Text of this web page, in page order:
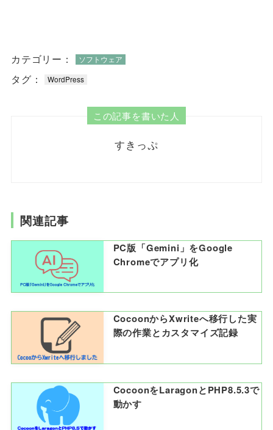
カテゴリー： ソフトウェア
タグ： WordPress
この記事を書いた人
すきっぷ
関連記事
PC版「Gemini」をGoogle
Chromeでアプリ化
CocoonからXwriteへ移行した実
際の作業とカスタマイズ記録
CocoonをLaragonとPHP8.5.3で
動かす